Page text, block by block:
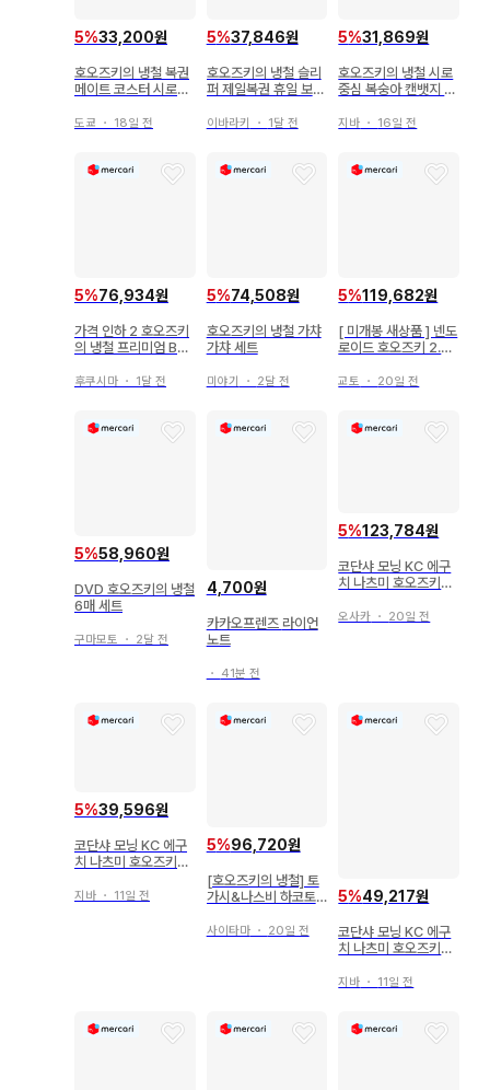
5%33,200원
호오즈키의 냉철 복권
메이트 코스터 시로사
도쿄 ・ 18일 전
5%37,846원
호오즈키의 냉철 슬리
퍼 제일복권 휴일 보내
이바라키 ・ 1달 전
5%31,869원
호오즈키의 냉철 시로
중심 복숭아 캔뱃지 스
지바 ・ 16일 전
5%76,934원
가격 인하 2 호오즈키
의 냉철 프리미엄 BO
후쿠시마 ・ 1달 전
5%74,508원
호오즈키의 냉철 가챠
가챠 세트
미야기 ・ 2달 전
5%119,682원
[ 미개봉 새상품 ] 넨도
로이드 호오즈키 2.0 [
44 GSC 특전 포함
교토 ・ 20일 전
5%58,960원
DVD 호오즈키의 냉철
6매 세트
구마모토 ・ 2달 전
4,700원
카카오프렌즈 라이언
노트
・ 41분 전
5%123,784원
코단샤 모닝 KC 에구
치 나츠미 호오즈키의
권 세트
오사카 ・ 20일 전
5%39,596원
코단샤 모닝 KC 에구
치 나츠미 호오즈키의
지바 ・ 11일 전
5%96,720원
[호오즈키의 냉철] 토
가시&나스비 하코토
사이타마・ 20일 전
5%49,217원
코단샤 모닝 KC 에구
치 나츠미 호오즈키의
지바 ・ 11일 전